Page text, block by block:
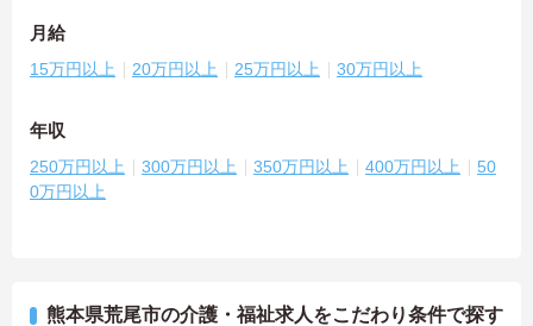
月給
15万円以上 20万円以上 25万円以上 30万円以上
年収
250万円以上 300万円以上 350万円以上 400万円以上
50
0万円以上
熊本県荒尾市の介護・福祉求人をこだわり条件で探す